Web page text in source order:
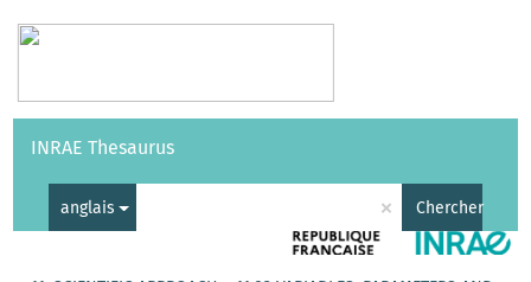
Vocabulaires API
INRAE Thesaurus
anglais × Chercher